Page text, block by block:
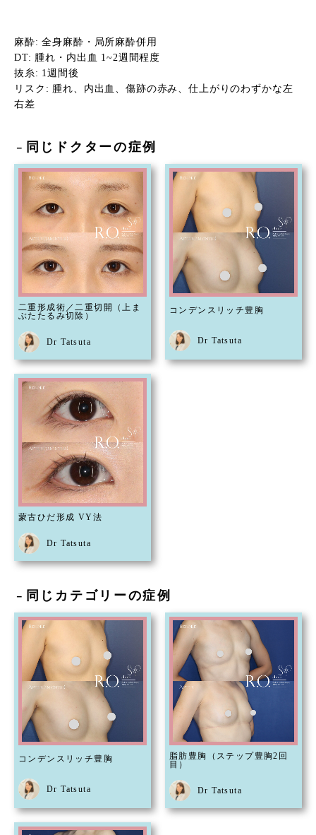
麻酔: 全身麻酔・局所麻酔併用
DT: 腫れ・内出血 1~2週間程度
抜糸: 1週間後
リスク: 腫れ、内出血、傷跡の赤み、仕上がりのわずかな左
右差
－ 同じドクターの症例
二重形成術／二重切開（上ま
ぶたたるみ切除）
Dr Tatsuta
コンデンスリッチ豊胸
Dr Tatsuta
蒙古ひだ形成 VY法
Dr Tatsuta
－ 同じカテゴリーの症例
コンデンスリッチ豊胸
Dr Tatsuta
脂肪豊胸（ステップ豊胸2回
目）
Dr Tatsuta